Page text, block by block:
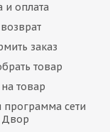
и оплата
заказ
товар
на товар
программа сети